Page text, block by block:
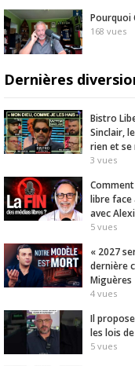
Pourquoi
168 vues
Dernières
Bistro
Sinclair,
rien et se
3 vues
libre face
avec
5 vues
« 2027
dernière
Miguères
4 vues
Il
les lois
5 vues